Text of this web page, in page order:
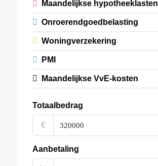
Maandelijkse hypotheeklasten
Onroerendgoedbelasting
Woningverzekering
PMI
Maandelijkse VvE-kosten
Totaalbedrag
€
Aanbetaling